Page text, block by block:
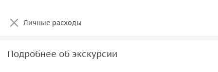
Личные расходы
Подробнее об экскурсии